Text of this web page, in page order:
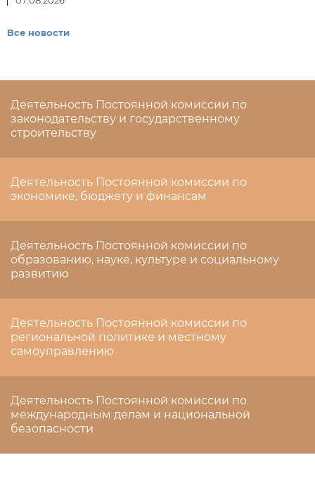
Все новости
Деятельность Постоянной комиссии по
законодательству и государственному
строительству
Деятельность Постоянной комиссии по
экономике, бюджету и финансам
Деятельность Постоянной комиссии по
образованию, науке, культуре и социальному
развитию
Деятельность Постоянной комиссии по
региональной политике и местному
самоуправлению
Деятельность Постоянной комиссии по
международным делам и национальной
безопасности